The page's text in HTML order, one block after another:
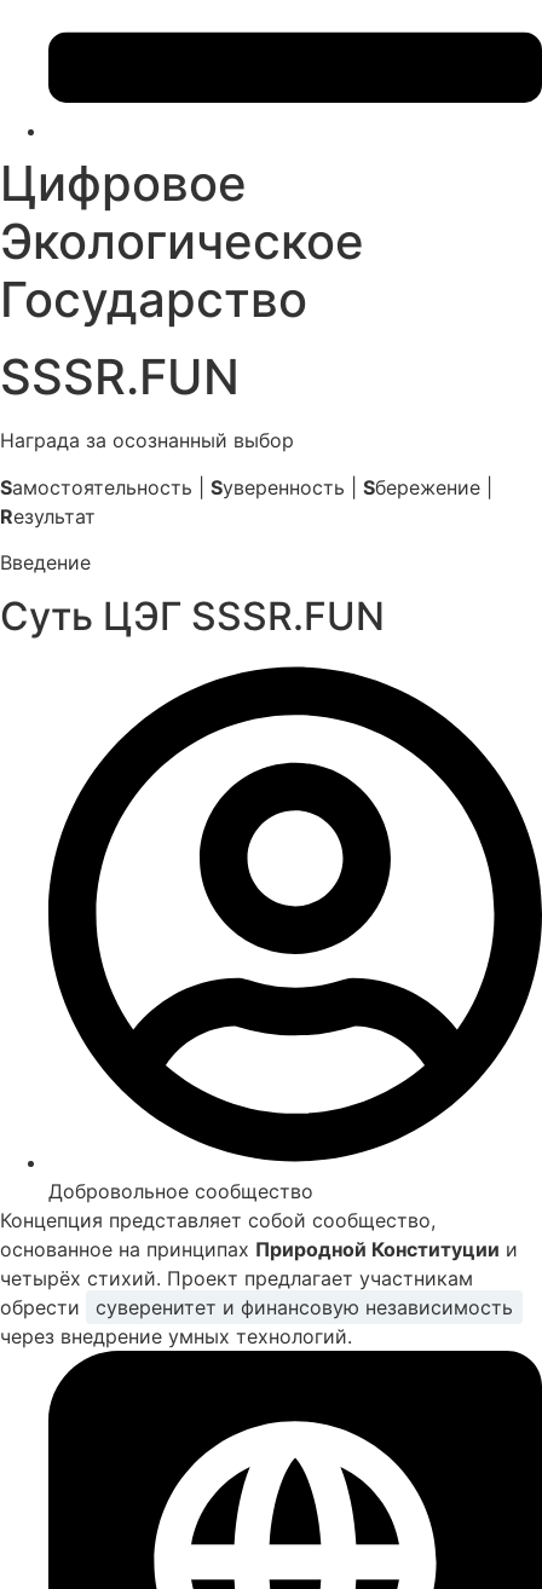
Цифровое
Экологическое
Государство
SSSR.FUN
Награда за осознанный выбор
Sамостоятельность | Sуверенность | Sбережение |
Rезультат
Введение
Суть ЦЭГ SSSR.FUN
Добровольное сообщество
Концепция представляет собой сообщество,
основанное на принципах Природной Конституции и
четырёх стихий. Проект предлагает участникам
обрести
суверенитет и финансовую независимость
через внедрение умных технологий.